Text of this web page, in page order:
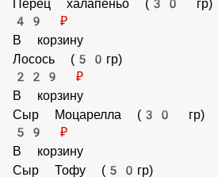
Снежный краб (50гр)
В корзину
Опята (50гр)
59 ₽